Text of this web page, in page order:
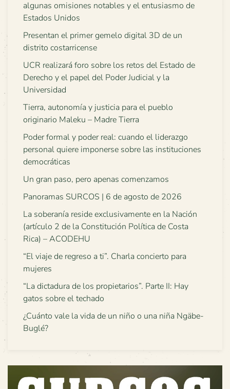
algunas omisiones notables y el entusiasmo de
Estados Unidos
Presentan el primer gemelo digital 3D de un
distrito costarricense
UCR realizará foro sobre los retos del Estado de
Derecho y el papel del Poder Judicial y la
Universidad
Tierra, autonomía y justicia para el pueblo
originario Maleku – Madre Tierra
Poder formal y poder real: cuando el liderazgo
personal quiere imponerse sobre las instituciones
democráticas
Un gran paso, pero apenas comenzamos
Panoramas SURCOS | 6 de agosto de 2026
La soberanía reside exclusivamente en la Nación
(artículo 2 de la Constitución Política de Costa
Rica) – ACODEHU
“El viaje de regreso a ti”. Charla concierto para
mujeres
“La dictadura de los propietarios”. Parte II: Hay
gatos sobre el techado
¿Cuánto vale la vida de un niño o una niña Ngäbe-
Buglé?